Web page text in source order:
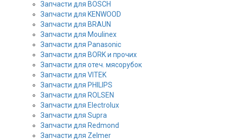
Запчасти для BOSCH
Запчасти для KENWOOD
Запчасти для BRAUN
Запчасти для Moulinex
Запчасти для Panasonic
Запчасти для BORK и прочих
Запчасти для отеч. мясорубок
Запчасти для VITEK
Запчасти для PHILIPS
Запчасти для ROLSEN
Запчасти для Electrolux
Запчасти для Supra
Запчасти для Redmond
Запчасти для Zelmer